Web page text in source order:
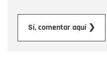
Sí, comentar aquí ❯